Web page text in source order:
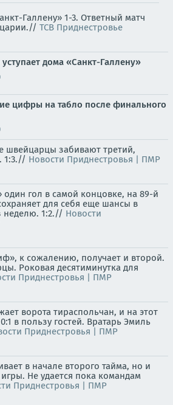
Галлену» 1-3. Ответный матч
ТСВ Приднестровье
дома «Санкт-Галлену»
цифры на табло после финального
швейцарцы забивают третий,
1:3.// Новости Приднестровья | ПМР
гол в самой концовке, на 89-й
для себя еще шансы в
неделю. 1:2.// Новости
к сожалению, получает и второй.
Роковая десятиминутка для
Приднестровья | ПМР
ворота тираспольчан, и на этот
в пользу гостей. Вратарь Эмиль
Приднестровья | ПМР
в начале второго тайма, но и
Не удается пока командам
Приднестровья | ПМР